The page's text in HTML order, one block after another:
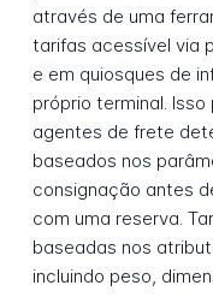
através de uma
tarifas acessível via
e em quiosques de
próprio terminal.
agentes de frete
baseados nos
consignação antes
com uma reserva.
baseadas nos
incluindo peso,